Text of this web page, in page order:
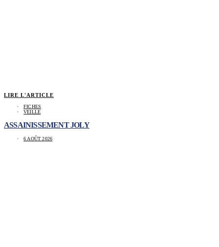
LIRE L'ARTICLE
FICHES
VEILLE
ASSAINISSEMENT JOLY
6 AOÛT 2026